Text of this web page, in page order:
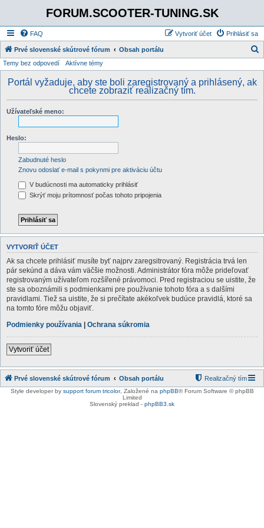
FORUM.SCOOTER-TUNING.SK
FAQ Prihlásiť sa
Vytvoriť účet
Prvé slovenské skútrové fórum Obsah portálu
Temy bez odpovedí Aktívne témy
Portál vyžaduje, aby ste boli zaregistrovaný a prihlásený, ak
chcete zobraziť realizačný tím.
Užívateľské meno:
Heslo:
Zabudnuté heslo
Znovu odoslať e-mail s pokynmi pre aktiváciu účtu
V budúcnosti ma automaticky prihlásiť
Skrýť moju prítomnosť počas tohoto pripojenia
VYTVORIŤ ÚČET
Ak sa chcete prihlásiť musíte byť najprv zaregsitrovaný. Registrácia trvá len
pár sekúnd a dáva vám väčšie možnosti. Administrátor fóra môže prideľovať
registrovaným užívateľom rozšířené právomoci. Pred registraciou se uistite, že
ste sa oboznámili s podmienkami pre používanie tohoto fóra a s dalšími
pravidlami. Tiež sa uistite, že si prečítate akékoľvek budúce pravidlá, ktoré sa
na tomto fóre môžu objaviť.
Podmienky používania | Ochrana súkromia
Vytvoriť účet
Prvé slovenské skútrové fórum Obsah portálu Realizačný tím
Style developer by support forum tricolor, Založené na phpBB® Forum Software © phpBB
Limited
Slovenský preklad - phpBB3.sk